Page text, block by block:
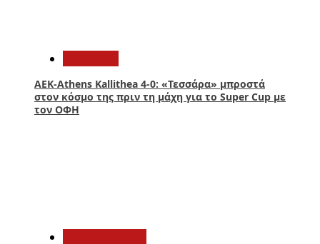
ΑΕΚ-Athens Kallithea 4-0: «Τεσσάρα» μπροστά
στον κόσμο της πριν τη μάχη για το Super Cup με
τον ΟΦΗ